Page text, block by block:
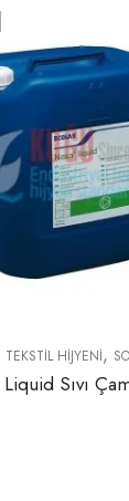
HİJYENİ,